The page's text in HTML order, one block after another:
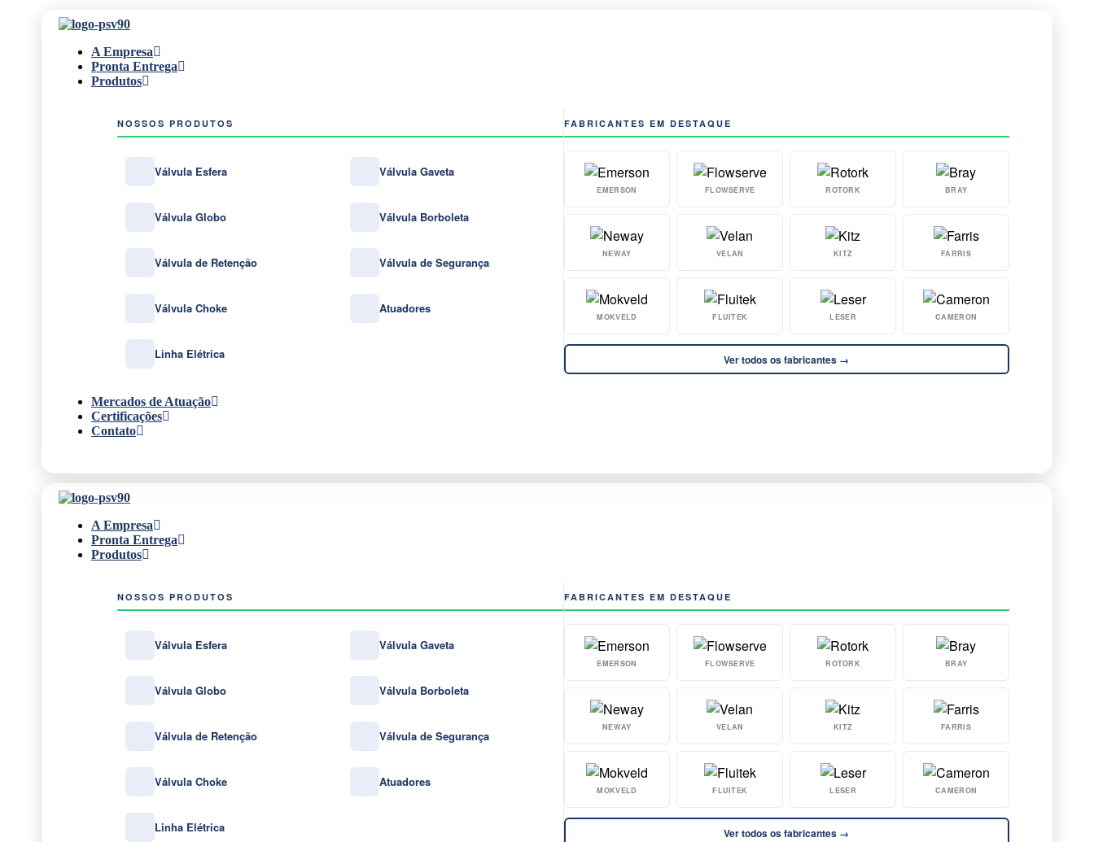
A Empresa
Pronta Entrega
Produtos
NOSSOS PRODUTOS
Válvula Esfera Válvula Gaveta
Válvula Globo Válvula Borboleta
Válvula de Retenção Válvula de Segurança
Válvula Choke Atuadores
Linha Elétrica
FABRICANTES EM DESTAQUE
EMERSON FLOWSERVE ROTORK BRAY
NEWAY VELAN KITZ FARRIS
MOKVELD FLUITEK LESER CAMERON
Ver todos os fabricantes →
Mercados de Atuação
Certificações
Contato
A Empresa
Pronta Entrega
Produtos
NOSSOS PRODUTOS
Válvula Esfera Válvula Gaveta
Válvula Globo Válvula Borboleta
Válvula de Retenção Válvula de Segurança
Válvula Choke Atuadores
Linha Elétrica
FABRICANTES EM DESTAQUE
EMERSON FLOWSERVE ROTORK BRAY
NEWAY VELAN KITZ FARRIS
MOKVELD FLUITEK LESER CAMERON
Ver todos os fabricantes →